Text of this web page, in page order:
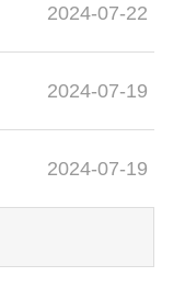
2024-07-22
2024-07-19
2024-07-19